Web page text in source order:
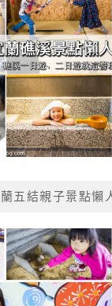
五結親子景點懶